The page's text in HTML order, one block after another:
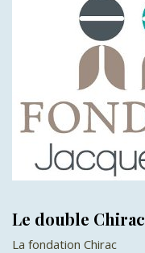
Le double Chirac
La fondation Chirac